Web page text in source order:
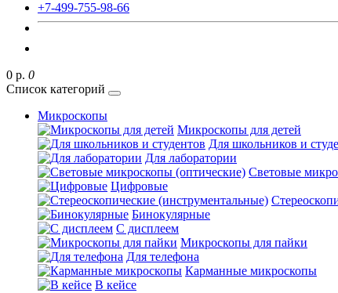
+7-499-755-98-66
0 р. 0
Список категорий
Микроскопы
Микроскопы для детей
Для школьников и
Для лаборатории
Световые
Цифровые
Бинокулярные
С дисплеем
Микроскопы для пайки
Для телефона
Карманные микроскопы
В кейсе